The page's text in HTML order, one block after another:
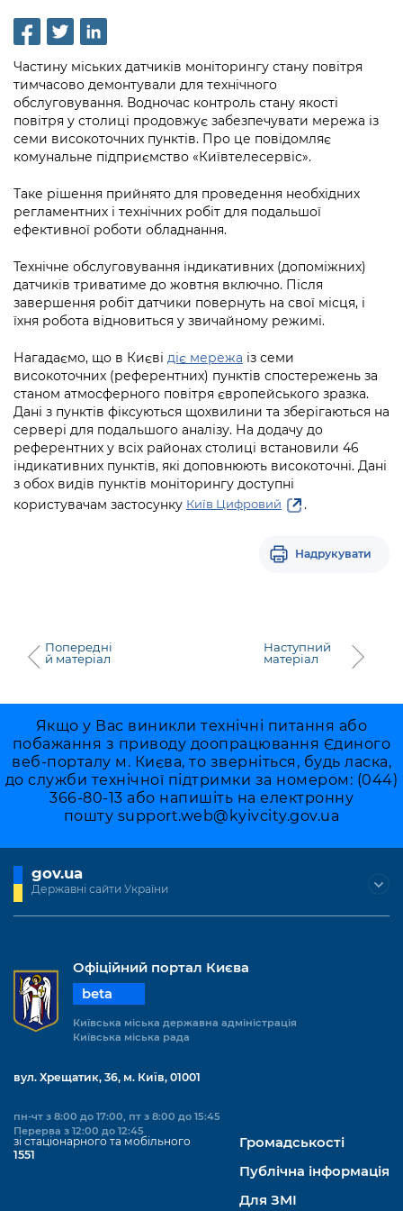
Проєкти розпоряджень, що
перебувають на погодженні КМВА
Рішення Київради
Контактна інформація
Вакансії
Статистика
Звернення громадян
Регуляторна діяльність
Промисловість і наука Києва
Підприємства, установи, організації
Kyiv International Relations
Річні звіти
Освіта та навчальні заклади
Навколишнє середовище міста
Містобудування та земельні ділянки
Культура, спорт, дозвілля
Бізнес та ліцензування
Фінанси та бюджет
Безпека та правопорядок
Ритуальні послуги
Іноземцям / For foreigners
Пам'ятки культурної спадщини
Портал Захисників та Захисниць
Безбар'єрність
Портал послуг
Міський застосунок Київ Цифровий
Громадська експертиза
Консультації з громадськістю
Громадська рада
Петиції
Відкритий бюджет
Допомога учасникам АТО
Рада з питань внутрішньо переміщених
адміністрації
«Ініціатива «Партнерство «Відкритий
Уряд» – місцевий рівень»
Важливе під час воєнного стану
Інформація з обмеженим доступом
Подати запит онлайн
Проекти нормативно-правових та
інших актів
Питання і відповіді про публічну
інформацію
Порядок оскарження рішень, дій чи
бездіяльності розпорядників інформації
Звіти про опрацювання запитів на
Інформація для споживачів
Про відкриті дані
Портал даних Києва
Публічні дашборди
Медіагалерея
Підписатися на новини та анонси від
КМДА / Subscribe to announcements
from the KCSA
Порядок акредитації медіа /
Accreditation process
Подати журналістський запит /
Submitting a media request
стану / Rules for media coverage of
hospitals at work under martial law
Контакти для медіа / Contacts for mass
Портал Послуг
Частину міських датчиків моніторингу стану повітря
тимчасово демонтували для технічного
обслуговування. Водночас контроль стану якості
повітря у столиці продовжує забезпечувати мережа із
семи високоточних пунктів. Про це повідомляє
комунальне підприємство «Київтелесервіс».
Таке рішення прийнято для проведення необхідних
регламентних і технічних робіт для подальшої
ефективної роботи обладнання.
Технічне обслуговування індикативних (допоміжних)
датчиків триватиме до жовтня включно. Після
завершення робіт датчики повернуть на свої місця, і
їхня робота відновиться у звичайному режимі.
Нагадаємо, що в Києві діє мережа із семи
високоточних (референтних) пунктів спостережень за
станом атмосферного повітря європейського зразка.
Дані з пунктів фіксуються щохвилини та зберігаються на
сервері для подальшого аналізу. На додачу до
референтних у всіх районах столиці встановили 46
індикативних пунктів, які доповнюють високоточні. Дані
з обох видів пунктів моніторингу доступні
користувачам застосунку Київ Цифровий .
Надрукувати
Попередні
й матеріал
Наступний
матеріал
Якщо у Вас виникли технічні питання або
побажання з приводу доопрацювання Єдиного
веб-порталу м. Києва, то зверніться, будь ласка,
до служби технічної підтримки за номером: (044)
366-80-13 або напишіть на електронну
пошту support.web@kyivcity.gov.ua
gov.ua
Державні сайти України
Офіційний портал Києва
beta
Київська міська державна адміністрація
Київська міська рада
вул. Хрещатик, 36, м. Київ, 01001
пн-чт з 8:00 до 17:00, пт з 8:00 до 15:45
Перерва з 12:00 до 12:45
зі стаціонарного та мобільного
1551
Громадськості
Публічна інформація
Для ЗМІ